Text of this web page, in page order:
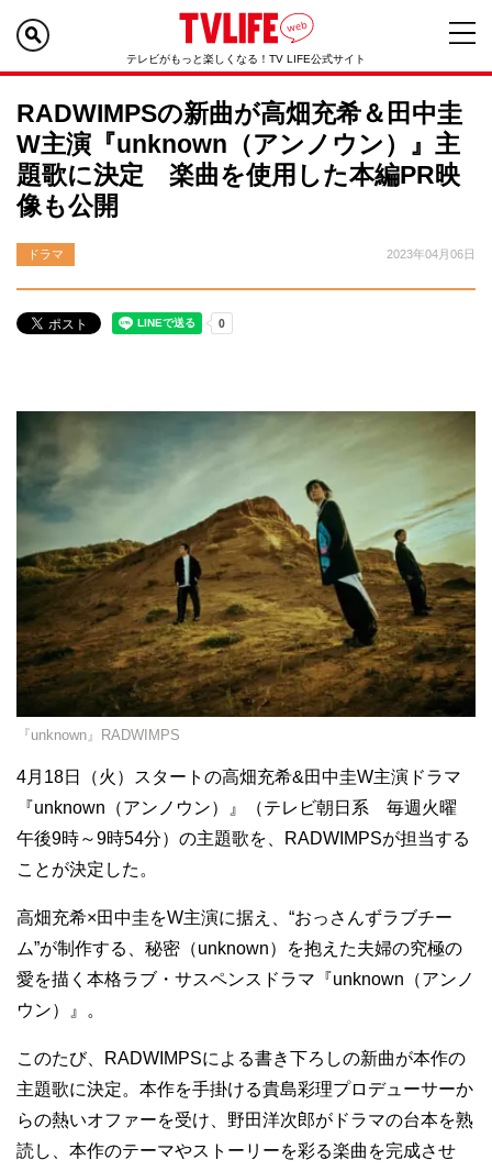
テレビがもっと楽しくなる！TV LIFE公式サイト
RADWIMPSの新曲が高畑充希＆田中圭
W主演『unknown（アンノウン）』主
題歌に決定 楽曲を使用した本編PR映
像も公開
ドラマ 2023年04月06日
『unknown』RADWIMPS
4月18日（火）スタートの高畑充希&田中圭W主演ドラマ
『unknown（アンノウン）』（テレビ朝日系 毎週火曜
午後9時～9時54分）の主題歌を、RADWIMPSが担当する
ことが決定した。
高畑充希×田中圭をW主演に据え、“おっさんずラブチー
ム”が制作する、秘密（unknown）を抱えた夫婦の究極の
愛を描く本格ラブ・サスペンスドラマ『unknown（アンノ
ウン）』。
このたび、RADWIMPSによる書き下ろしの新曲が本作の
主題歌に決定。本作を手掛ける貴島彩理プロデューサーか
らの熱いオファーを受け、野田洋次郎がドラマの台本を熟
読し、本作のテーマやストーリーを彩る楽曲を完成させ